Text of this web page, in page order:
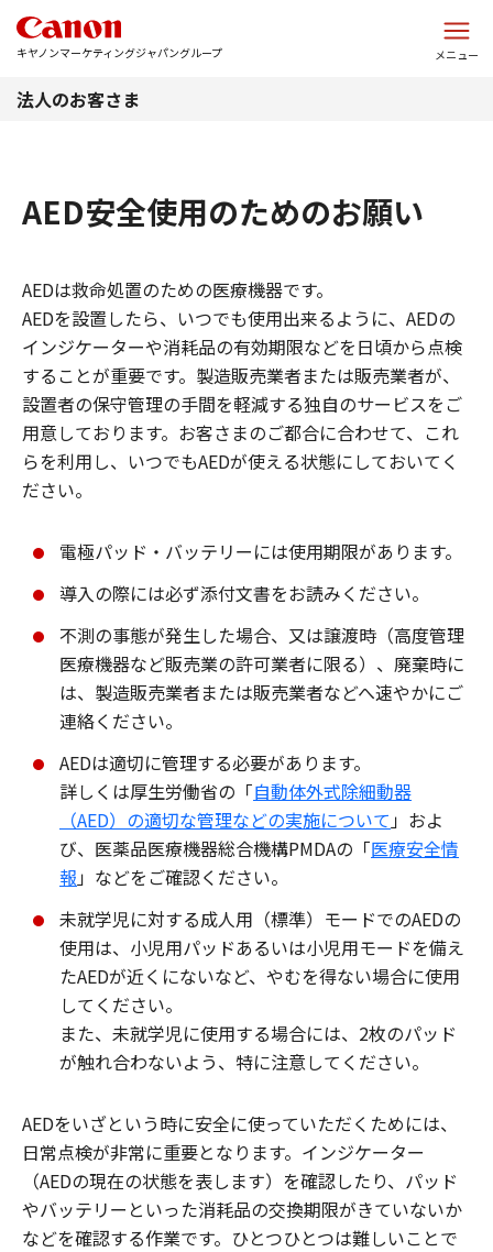
キヤノンマーケティングジャパングループ メニュー
法人のお客さま
AED安全使用のためのお願い
AEDは救命処置のための医療機器です。
AEDを設置したら、いつでも使用出来るように、AEDの
インジケーターや消耗品の有効期限などを日頃から点検
することが重要です。製造販売業者または販売業者が、
設置者の保守管理の手間を軽減する独自のサービスをご
用意しております。お客さまのご都合に合わせて、これ
らを利用し、いつでもAEDが使える状態にしておいてく
ださい。
電極パッド・バッテリーには使用期限があります。
導入の際には必ず添付文書をお読みください。
不測の事態が発生した場合、又は譲渡時（高度管理
医療機器など販売業の許可業者に限る）、廃棄時に
は、製造販売業者または販売業者などへ速やかにご
連絡ください。
AEDは適切に管理する必要があります。
詳しくは厚生労働省の「自動体外式除細動器
（AED）の適切な管理などの実施について」およ
び、医薬品医療機器総合機構PMDAの「医療安全情
報」などをご確認ください。
未就学児に対する成人用（標準）モードでのAEDの
使用は、小児用パッドあるいは小児用モードを備え
たAEDが近くにないなど、やむを得ない場合に使用
してください。
また、未就学児に使用する場合には、2枚のパッド
が触れ合わないよう、特に注意してください。
AEDをいざという時に安全に使っていただくためには、
日常点検が非常に重要となります。インジケーター
（AEDの現在の状態を表します）を確認したり、パッド
やバッテリーといった消耗品の交換期限がきていないか
などを確認する作業です。ひとつひとつは難しいことで